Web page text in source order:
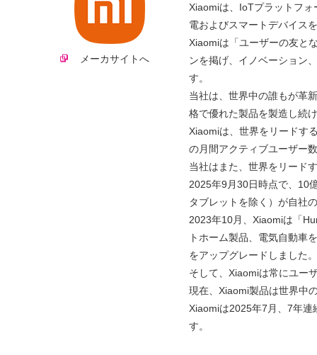
メーカサイトへ
Xiaomiは、IoTプラットフ
電およびスマートデバイス
Xiaomiは「ユーザーの友と
ンを掲げ、イノベーション
す。
当社は、世界中の誰もが革
格で優れた製品を製造し続
Xiaomiは、世界をリードす
の月間アクティブユーザー
当社はまた、世界をリード
2025年9月30日時点で、10
タブレットを除く）が自社
2023年10月、Xiaomiは「
トホーム製品、電気自動車
をアップグレードしました。
そして、Xiaomiは常にユー
現在、Xiaomi製品は世界中
Xiaomiは2025年7月、7年
す。